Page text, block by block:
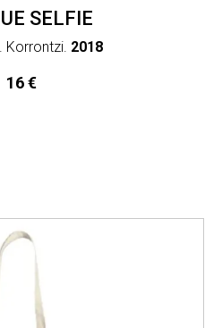
SELFIE
Korrontzi. 2018
16€